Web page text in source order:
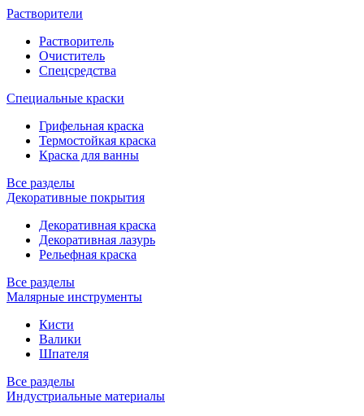
Растворители
Растворитель
Очиститель
Спецсредства
Специальные краски
Грифельная краска
Термостойкая краска
Краска для ванны
Все разделы
Декоративные покрытия
Декоративная краска
Декоративная лазурь
Рельефная краска
Все разделы
Малярные инструменты
Кисти
Валики
Шпателя
Все разделы
Индустриальные материалы